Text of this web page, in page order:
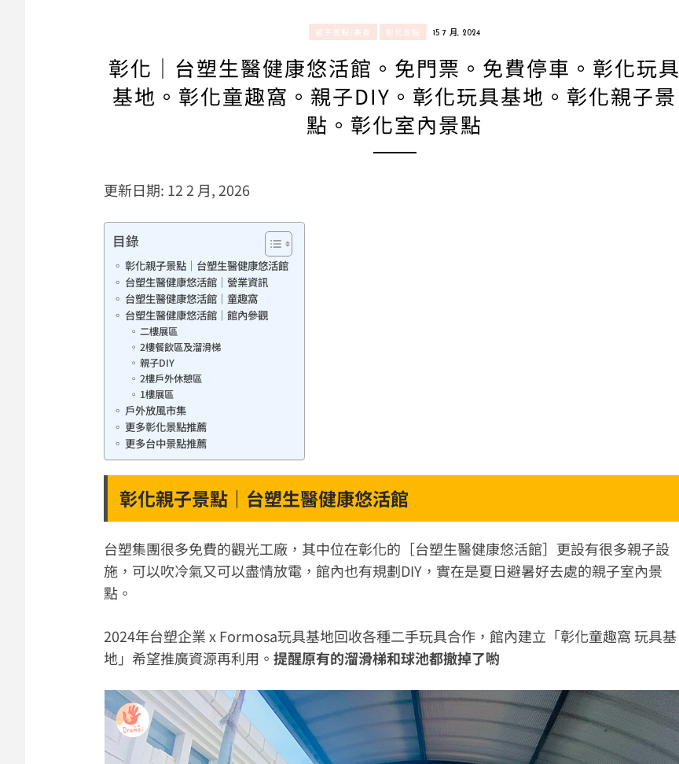
親子景點/美食 彰化景點 15 7 月, 2024
彰化｜台塑生醫健康悠活館。免門票。免費停車。彰化玩具
基地。彰化童趣窩。親子DIY。彰化玩具基地。彰化親子景
點。彰化室內景點
更新日期: 12 2 月, 2026
目錄
彰化親子景點｜台塑生醫健康悠活館
台塑生醫健康悠活館｜營業資訊
台塑生醫健康悠活館｜童趣窩
台塑生醫健康悠活館｜館內參觀
二樓展區
2樓餐飲區及溜滑梯
親子DIY
2樓戶外休憩區
1樓展區
戶外放風市集
更多彰化景點推薦
更多台中景點推薦
彰化親子景點｜台塑生醫健康悠活館
台塑集團很多免費的觀光工廠，其中位在彰化的［台塑生醫健康悠活館］更設有很多親子設
施，可以吹冷氣又可以盡情放電，館內也有規劃DIY，實在是夏日避暑好去處的親子室內景
點。
2024年台塑企業 x Formosa玩具基地回收各種二手玩具合作，館內建立「彰化童趣窩 玩具基
地」希望推廣資源再利用。 提醒原有的溜滑梯和球池都撤掉了喲